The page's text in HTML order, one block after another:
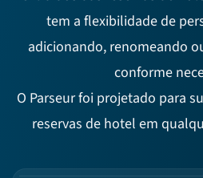
tem a flexibilidade de
adicionando, renomeando
conforme
O Parseur foi projetado para
reservas de hotel em